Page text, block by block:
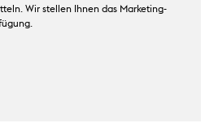
Wir stellen Ihnen das Marketing-